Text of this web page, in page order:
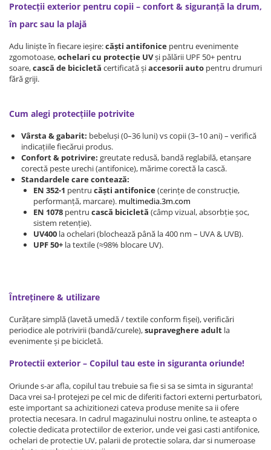
bebelusi
Echipament protectie bicicleta si
Accesorii auto copii
Haine & accesorii plaja
Ochelari de soare
Palarii protectie UV
Accesorii plaja
Puericultura mare
Somnul bebelusului
Carucioare si scaune auto
Tarcuri copii / bebelusi
Scaune masa
Accesorii bebelusi / nou-nascuti
Perne si saltele bebelusi
Diversificare bebelusi
Maternitate
Jucarii copii si jocuri educative
Jucarii dentitie
Jocuri educative
Jucarii bebelusi
Protecții exterior pentru copii – confort & siguranță la drum,
în parc sau la plajă
Adu liniște în fiecare ieșire:căști antifonice pentru evenimente
zgomotoase,ochelari cu protecție UVși pălării UPF 50+ pentru
soare,cască de bicicletă certificată șiaccesorii auto pentru drumuri
fără griji.
Cum alegi protecțiile potrivite
Vârsta & gabarit: bebeluși (0–36 luni) vs copii (3–10 ani) – verifică
indicațiile fiecărui produs.
Confort & potrivire: greutate redusă, bandă reglabilă, etanșare
corectă peste urechi (antifonice), mărime corectă la cască.
Standardele care contează:
EN 352-1 pentru căști antifonice(cerințe de construcție,
performanță, marcare). multimedia.3m.com
EN 1078 pentru cască bicicletă (câmp vizual, absorbție șoc,
sistem retenție).
UV400 la ochelari (blochează până la 400 nm – UVA & UVB).
UPF 50+ la textile (≈98% blocare UV).
Întreținere & utilizare
Curățare simplă (lavetă umedă / textile conform fișei), verificări
periodice ale potrivirii (bandă/curele),supraveghere adult la
evenimente și pe bicicletă.
Protectii exterior – Copilul tau este in siguranta oriunde!
Oriunde s-ar afla, copilul tau trebuie sa fie si sa se simta in siguranta!
Daca vrei sa-l protejezi pe cel mic de diferiti factori externi perturbatori,
este important sa achizitionezi cateva produse menite sa ii ofere
protectia necesara. In cadrul magazinului nostru online, te asteapta o
colectie dedicata protectiilor de exterior, unde vei gasi casti antifonice,
ochelari de protectie UV, palarii de protectie solara, dar si numeroase